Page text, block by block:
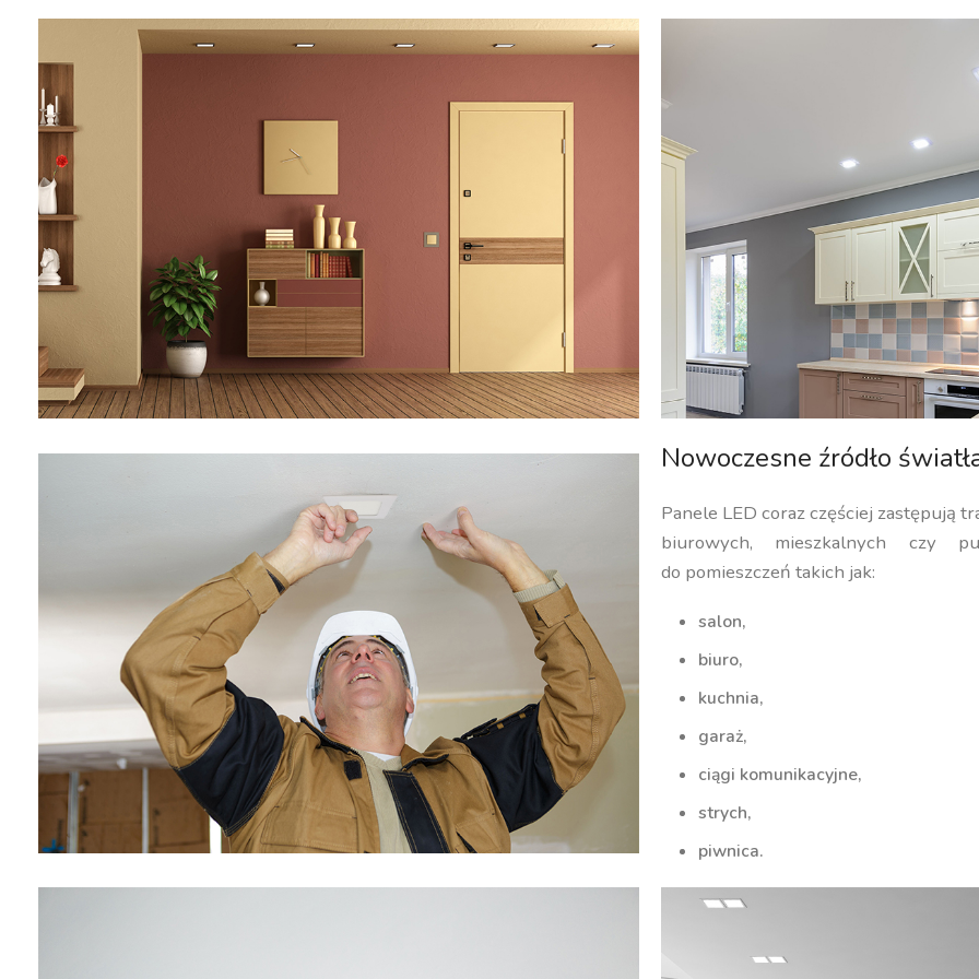
Nowoczesne źródło
Panele LED coraz częściej zastępują
biurowych, mieszkalnych czy
do pomieszczeń takich jak:
salon,
biuro,
kuchnia,
garaż,
ciągi komunikacyjne,
strych,
piwnica.